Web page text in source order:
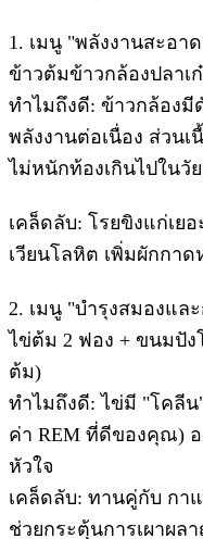
​1. เมนู "พลังงานสะอาด
ข้าวต้มข้าวกล้องปลาเ
ทำไมถึงดี: ข้าวกล้องมี
พลังงานต่อเนื่อง ส่วนเ
ไม่หนักท้องเกินไปในวั
เคล็ดลับ: โรยขิงแก่เย
เวียนโลหิต เพิ่มผักกา
​2. เมนู "บำรุงสมองแล
ไข่ต้ม 2 ฟอง + ขนมปัง
ต้ม)
ทำไมถึงดี: ไข่มี "โคลีน
ค่า REM ที่ดีของคุณ)
หัวใจ
เคล็ดลับ: ทานคู่กับ กา
ช่วยกระตุ้นการเผาผล